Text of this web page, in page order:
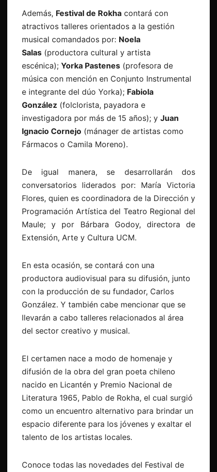
Además, Festival de Rokha contará con
atractivos talleres orientados a la gestión
musical comandados por: Noela
Salas (productora cultural y artista
escénica); Yorka Pastenes (profesora de
música con mención en Conjunto Instrumental
e integrante del dúo Yorka); Fabiola
González (folclorista, payadora e
investigadora por más de 15 años); y Juan
Ignacio Cornejo (mánager de artistas como
Fármacos o Camila Moreno).
De igual manera, se desarrollarán dos
conversatorios liderados por: María Victoria
Flores, quien es coordinadora de la Dirección y
Programación Artística del Teatro Regional del
Maule; y por Bárbara Godoy, directora de
Extensión, Arte y Cultura UCM.
En esta ocasión, se contará con una
productora audiovisual para su difusión, junto
con la producción de su fundador, Carlos
González. Y también cabe mencionar que se
llevarán a cabo talleres relacionados al área
del sector creativo y musical.
El certamen nace a modo de homenaje y
difusión de la obra del gran poeta chileno
nacido en Licantén y Premio Nacional de
Literatura 1965, Pablo de Rokha, el cual surgió
como un encuentro alternativo para brindar un
espacio diferente para los jóvenes y exaltar el
talento de los artistas locales.
Conoce todas las novedades del Festival de